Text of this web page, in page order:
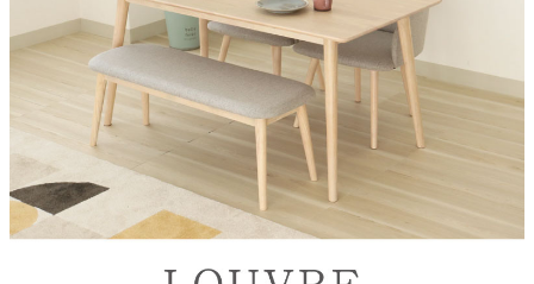
幅111.5×奥行41×高さ44(cm)
天板素材
ラバーウッド無垢材
脚部素材
ラバーウッド無垢材
チェア座面・背面
ファブリック